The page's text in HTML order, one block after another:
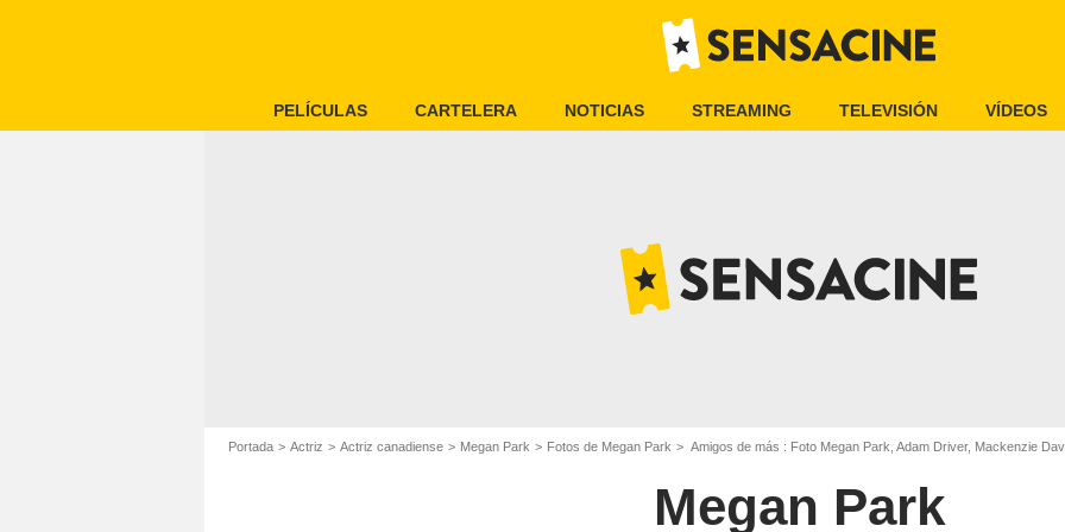
PELÍCULAS CARTELERA NOTICIAS STREAMING TELEVISIÓN VÍDEOS
Portada Actriz Actriz canadiense Megan Park Fotos de Megan Park Amigos de más : Foto Megan Park, Adam Driver, Mackenzie
Megan Park